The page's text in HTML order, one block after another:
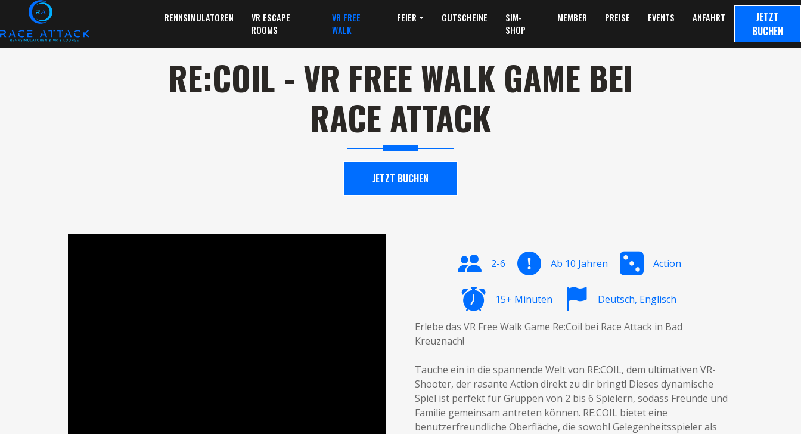
RENNSIMULATOREN
VR ESCAPE
ROOMS
VR FREE
WALK
FEIER GUTSCHEINE
SIM-
SHOP
MEMBER PREISE EVENTS ANFAHRT
JETZT
BUCHEN
RE:COIL - VR FREE WALK GAME BEI
RACE ATTACK
JETZT BUCHEN
2-6 Ab 10 Jahren Action
15+ Minuten Deutsch, Englisch
Erlebe das VR Free Walk Game Re:Coil bei Race Attack in Bad
Kreuznach!
Tauche ein in die spannende Welt von RE:COIL, dem ultimativen VR-
Shooter, der rasante Action direkt zu dir bringt! Dieses dynamische
Spiel ist perfekt für Gruppen von 2 bis 6 Spielern, sodass Freunde und
Familie gemeinsam antreten können. RE:COIL bietet eine
benutzerfreundliche Oberfläche, die sowohl Gelegenheitsspieler als